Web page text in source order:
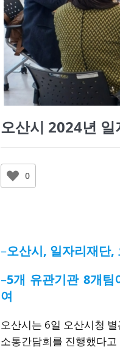
오산시 2024년
0
–오산시, 일자리재단,
–5개 유관기관 8개
여
오산시는 6일 오산시청
소통간담회를 진행했다고